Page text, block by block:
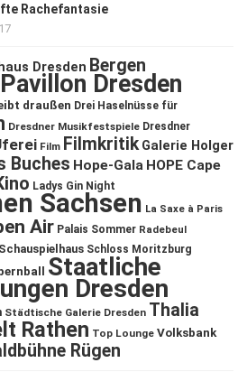
Rachefantasie
Dresden Bergen
Dresden
draußen Drei Haselnüsse für
Dresdner Musikfestspiele Dresdner
Film Filmkritik Galerie Holger
Buches Hope-Gala HOPE Cape
Ladys Gin Night
Sachsen La Saxe à Paris
Air Palais Sommer Radebeul
Schauspielhaus Schloss Moritzburg
Staatliche
Dresden
Städtische Galerie Dresden Thalia
Rathen Top Lounge Volksbank
Rügen